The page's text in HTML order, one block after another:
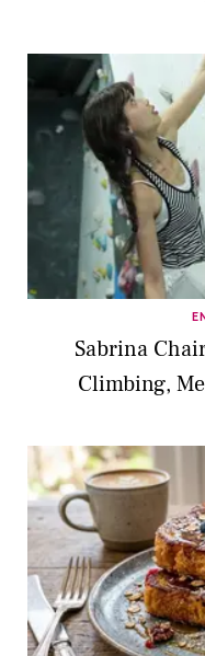
Sabrina
Climbing,